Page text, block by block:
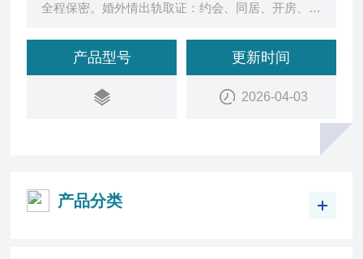
全程保密。婚外情出轨取证：约会、同居、开房、亲
产、车辆、存款、理财、股权、经营收入、债务核查
财产转移取证：恶意转账、虚假消费、假离婚避债、
资产转移线索固定家暴取证：家暴行为
产品型号 更新时间
2026-04-03
产品分类